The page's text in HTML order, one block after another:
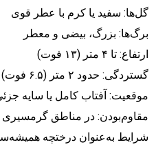
گل‌ها: سفید یا کرم با عطر قوی
برگ‌ها: بزرگ، بیضی و معطر
ارتفاع: تا ۴ متر (۱۳ فوت)
گستردگی: حدود ۲ متر (۶.۵ فوت)
موقعیت: آفتاب کامل یا سایه
مقاوم‌بودن: در مناطق
شرایط به‌عنوان درختچه